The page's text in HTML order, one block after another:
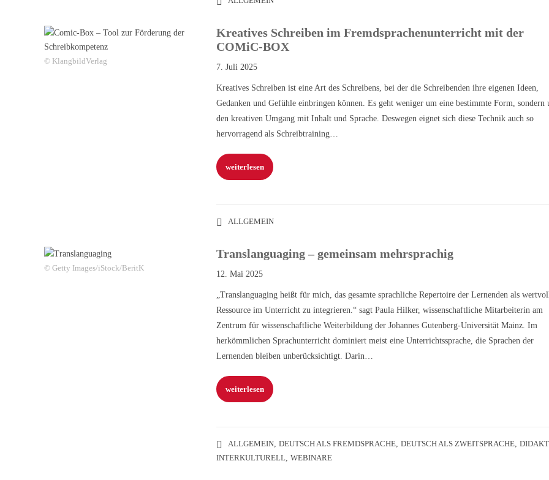
© KlangbildVerlag
Kreatives Schreiben im Fremdsprachen­unterricht mit der
COMiC-BOX
7. Juli 2025
Kreatives Schreiben ist eine Art des Schreibens, bei der die Schreibenden ihre eigenen Ideen,
Gedanken und Gefühle einbringen können. Es geht weniger um eine bestimmte Form, sondern
den kreativen Umgang mit Inhalt und Sprache. Deswegen eignet sich diese Technik auch so
hervorragend als Schreibtraining…
weiterlesen
ALLGEMEIN
© Getty Images/iStock/BeritK
Translanguaging – gemeinsam mehrsprachig
12. Mai 2025
„Translanguaging heißt für mich, das gesamte sprachliche Repertoire der Lernenden als
Ressource im Unterricht zu integrieren.“ sagt Paula Hilker, wissenschaftliche Mitarbeiterin am
Zentrum für wissenschaftliche Weiterbildung der Johannes Gutenberg-Universität Mainz. Im
herkömmlichen Sprachunterricht dominiert meist eine Unterrichtssprache, die Sprachen der
Lernenden bleiben unberücksichtigt. Darin…
weiterlesen
ALLGEMEIN,DEUTSCH ALS FREMDSPRACHE,DEUTSCH ALS ZWEITSPRACHE,
INTERKULTURELL,WEBINARE